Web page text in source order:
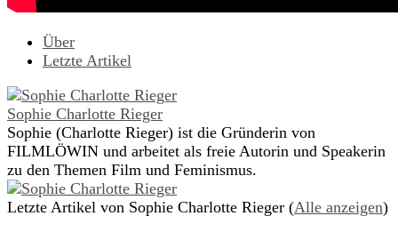
Über
Letzte Artikel
Sophie Charlotte Rieger
Sophie (Charlotte Rieger) ist die Gründerin von
FILMLÖWIN und arbeitet als freie Autorin und Speakerin
zu den Themen Film und Feminismus.
Letzte Artikel von Sophie Charlotte Rieger (Alle anzeigen)